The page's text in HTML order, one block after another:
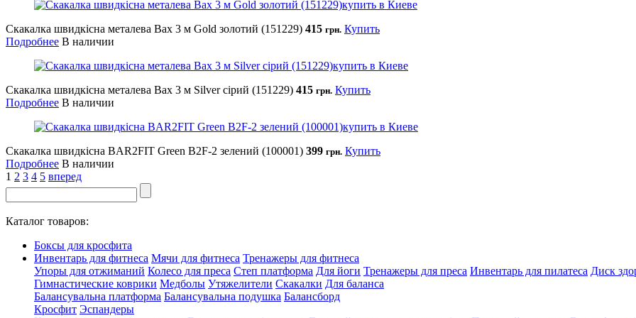
Скакалка швидкісна металева Bax 3 м Gold золотий (151229) 415 грн. Купить
Подробнее В наличии
Скакалка швидкісна металева Bax 3 м Silver сірий (151229) 415 грн. Купить
Подробнее В наличии
Скакалка швидкісна BAR2FIT Green B2F-2 зелений (100001) 399 грн. Купить
Подробнее В наличии
1 2 3 4 5 вперед
Каталог товаров:
Боксы для кросфита
Инвентарь для фитнеса Мячи для фитнеса Тренажеры для фитнеса
Упоры для отжиманий Колесо для преса Степ платформа Для йоги Тренажеры для преса Инвентарь для пилатеса Диск
Гимнастические коврики Медболы Утяжелители Скакалки Для баланса
Балансувальна платформа Балансувальна подушка Балансборд
Кросфит Эспандеры